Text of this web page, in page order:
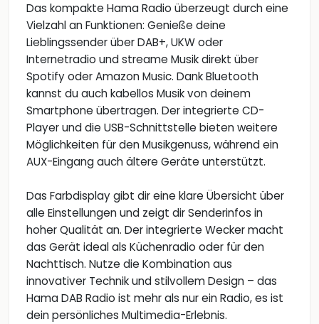
Das kompakte Hama Radio überzeugt durch eine
Vielzahl an Funktionen: Genieße deine
Lieblingssender über DAB+, UKW oder
Internetradio und streame Musik direkt über
Spotify oder Amazon Music. Dank Bluetooth
kannst du auch kabellos Musik von deinem
Smartphone übertragen. Der integrierte CD-
Player und die USB-Schnittstelle bieten weitere
Möglichkeiten für den Musikgenuss, während ein
AUX-Eingang auch ältere Geräte unterstützt.
Das Farbdisplay gibt dir eine klare Übersicht über
alle Einstellungen und zeigt dir Senderinfos in
hoher Qualität an. Der integrierte Wecker macht
das Gerät ideal als Küchenradio oder für den
Nachttisch. Nutze die Kombination aus
innovativer Technik und stilvollem Design – das
Hama DAB Radio ist mehr als nur ein Radio, es ist
dein persönliches Multimedia-Erlebnis.